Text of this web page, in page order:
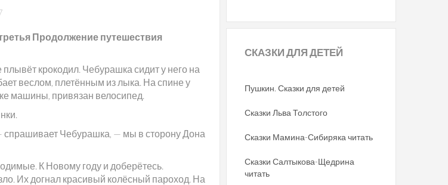
Продолжение путешествия
крокодил. Чебурашка сидит у него на
веслом, плетённым из лыка. На спине у
машины, привязан велосипед.
Чебурашка, — мы в сторону Дона
К Новому году и доберётесь.
Их догнал красивый колёсный пароход. На
СКАЗКИДЛЯ ДЕТЕЙ
Пушкин. Сказки для детей
Сказки Льва Толстого
Сказки Мамина-Сибиряка читать
Сказки Салтыкова-Щедрина
читать